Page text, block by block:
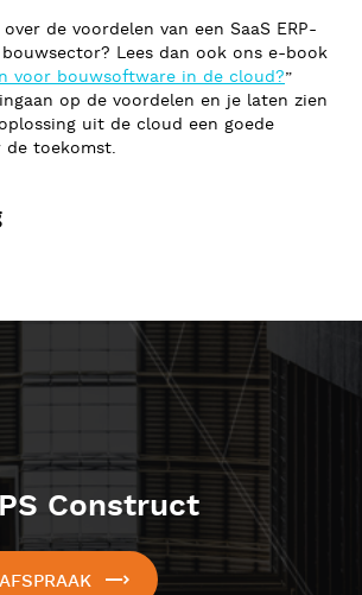
de voordelen van een SaaS ERP-
Lees dan ook ons e-book
voor bouwsoftware in de cloud?”
op de voordelen en je laten zien
uit de cloud een goede
de toekomst.
Construct